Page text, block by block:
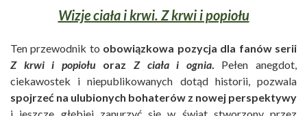
Wizje ciała i krwi. Z krwi i popiołu
Ten przewodnik to obowiązkowa pozycja dla fanów serii
Z krwi i popiołuoraz Z ciała i ognia.
Pełen anegdot,
ciekawostek i niepublikowanych dotąd historii, pozwala
spojrzeć na ulubionych bohaterów z nowej perspektywy